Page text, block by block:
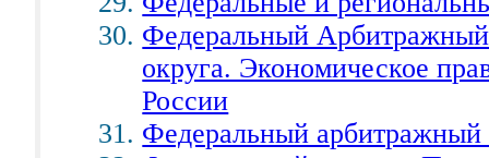
Федеральный Арбитражный
округа. Экономическое
России
Федеральный арбитражный